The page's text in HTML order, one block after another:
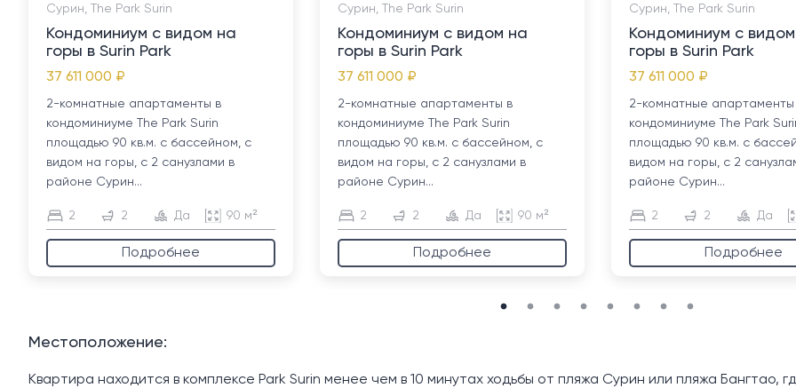
Сурин, The Park Surin
Кондоминиум с видом на
горы в Surin Park
37 611 000 ₽
2-комнатные апартаменты в
кондоминиуме The Park Surin
площадью 90 кв.м. с бассейном, с
видом на горы, с 2 санузлами в
районе Сурин...
2 2 Да 90 м²
Подробнее
Сурин, The Park Surin
Кондоминиум с видом на
горы в Surin Park
37 611 000 ₽
2-комнатные апартаменты в
кондоминиуме The Park Surin
площадью 90 кв.м. с бассейном, с
видом на горы, с 2 санузлами в
районе Сурин...
2 2 Да 90 м²
Подробнее
Сурин, The Park Surin
Кондоминиум с
горы в Surin Park
37 611 000 ₽
2-комнатные апартаменты
кондоминиуме The Park
площадью 90 кв.м. с
видом на горы, с 2
районе Сурин...
2 2 Да
Подробнее
Местоположение:
Квартира находится в комплексе Park Surin менее чем в 10 минутах ходьбы от пляжа Сурин или пляжа Бангтао,